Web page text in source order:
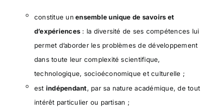
constitue un ensemble unique de savoirs et
d’expériences : la diversité de ses compétences lui
permet d’aborder les problèmes de développement
dans toute leur complexité scientifique,
technologique, socioéconomique et culturelle ;
est indépendant, par sa nature académique, de tout
intérêt particulier ou partisan ;